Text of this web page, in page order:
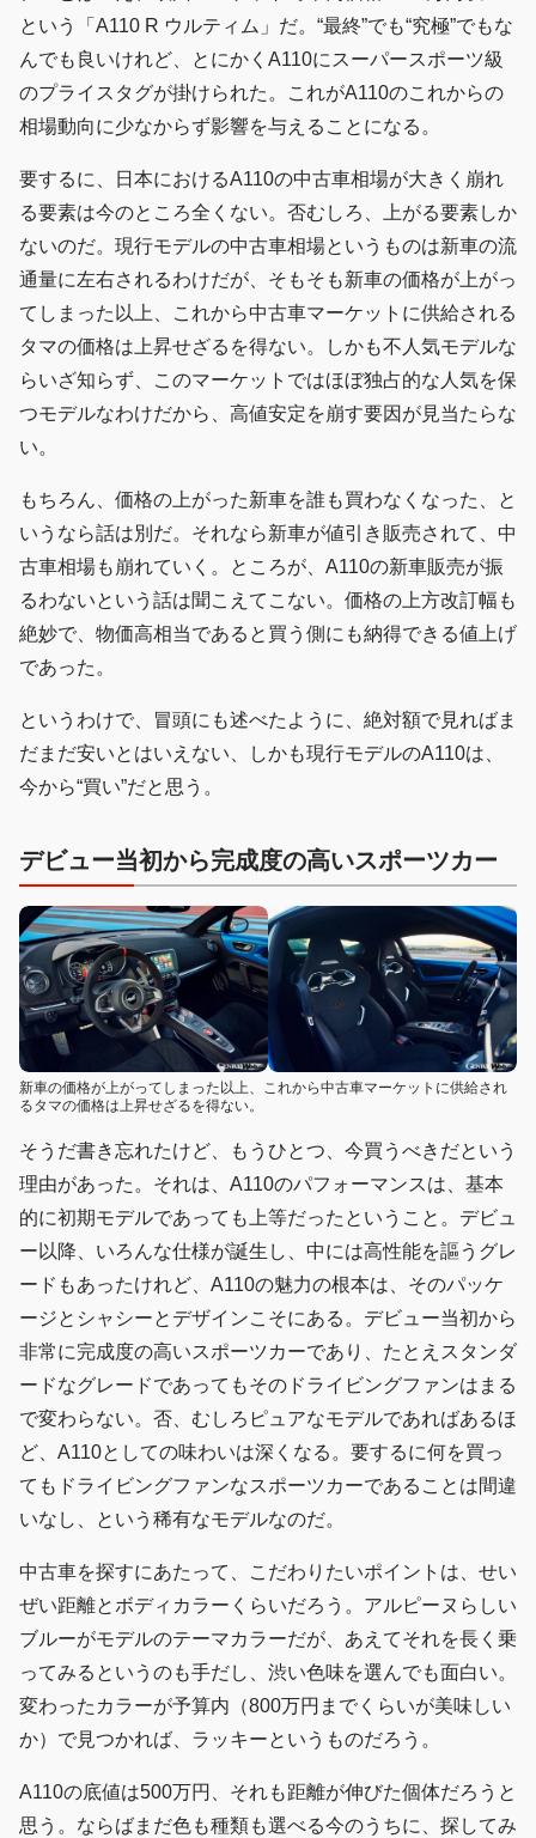
という「A110 R ウルティム」だ。“最終”でも“究極”でもな
んでも良いけれど、とにかくA110にスーパースポーツ級
のプライスタグが掛けられた。これがA110のこれからの
相場動向に少なからず影響を与えることになる。
要するに、日本におけるA110の中古車相場が大きく崩れ
る要素は今のところ全くない。否むしろ、上がる要素しか
ないのだ。現行モデルの中古車相場というものは新車の流
通量に左右されるわけだが、そもそも新車の価格が上がっ
てしまった以上、これから中古車マーケットに供給される
タマの価格は上昇せざるを得ない。しかも不人気モデルな
らいざ知らず、このマーケットではほぼ独占的な人気を保
つモデルなわけだから、高値安定を崩す要因が見当たらな
い。
もちろん、価格の上がった新車を誰も買わなくなった、と
いうなら話は別だ。それなら新車が値引き販売されて、中
古車相場も崩れていく。ところが、A110の新車販売が振
るわないという話は聞こえてこない。価格の上方改訂幅も
絶妙で、物価高相当であると買う側にも納得できる値上げ
であった。
というわけで、冒頭にも述べたように、絶対額で見ればま
だまだ安いとはいえない、しかも現行モデルのA110は、
今から“買い”だと思う。
デビュー当初から完成度の高いスポーツカー
新車の価格が上がってしまった以上、これから中古車マーケットに供給され
るタマの価格は上昇せざるを得ない。
そうだ書き忘れたけど、もうひとつ、今買うべきだという
理由があった。それは、A110のパフォーマンスは、基本
的に初期モデルであっても上等だったということ。デビュ
ー以降、いろんな仕様が誕生し、中には高性能を謳うグレ
ードもあったけれど、A110の魅力の根本は、そのパッケ
ージとシャシーとデザインこそにある。デビュー当初から
非常に完成度の高いスポーツカーであり、たとえスタンダ
ードなグレードであってもそのドライビングファンはまる
で変わらない。否、むしろピュアなモデルであればあるほ
ど、A110としての味わいは深くなる。要するに何を買っ
てもドライビングファンなスポーツカーであることは間違
いなし、という稀有なモデルなのだ。
中古車を探すにあたって、こだわりたいポイントは、せい
ぜい距離とボディカラーくらいだろう。アルピーヌらしい
ブルーがモデルのテーマカラーだが、あえてそれを長く乗
ってみるというのも手だし、渋い色味を選んでも面白い。
変わったカラーが予算内（800万円までくらいが美味しい
か）で見つかれば、ラッキーというものだろう。
A110の底値は500万円、それも距離が伸びた個体だろうと
思う。ならばまだ色も種類も選べる今のうちに、探してみ